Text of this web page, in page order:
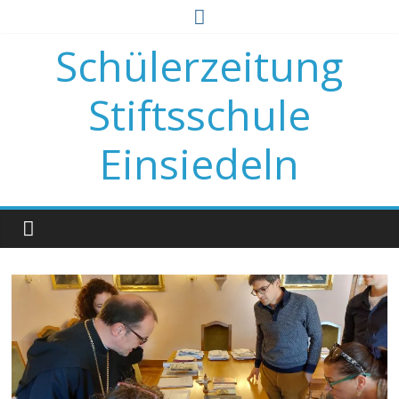
springenSchülerzeitung
Stiftsschule
Einsiedeln